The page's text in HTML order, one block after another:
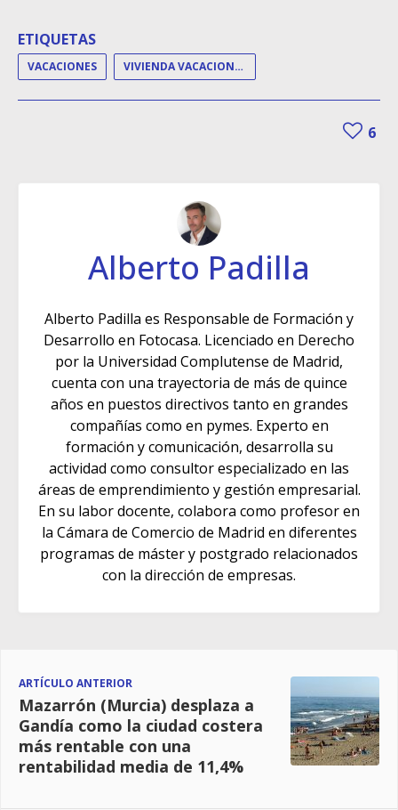
ETIQUETAS
VACACIONES VIVIENDA VACACIONAL
6
Alberto Padilla
Alberto Padilla es Responsable de Formación y
Desarrollo en Fotocasa. Licenciado en Derecho
por la Universidad Complutense de Madrid,
cuenta con una trayectoria de más de quince
años en puestos directivos tanto en grandes
compañías como en pymes. Experto en
formación y comunicación, desarrolla su
actividad como consultor especializado en las
áreas de emprendimiento y gestión empresarial.
En su labor docente, colabora como profesor en
la Cámara de Comercio de Madrid en diferentes
programas de máster y postgrado relacionados
con la dirección de empresas.
ARTÍCULO ANTERIOR
Mazarrón (Murcia) desplaza a
Gandía como la ciudad costera
más rentable con una
rentabilidad media de 11,4%